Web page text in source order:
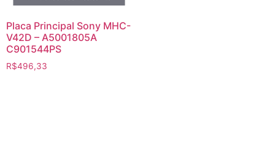
Placa Principal Sony MHC-
V42D – A5001805A
C901544PS
R$496,33